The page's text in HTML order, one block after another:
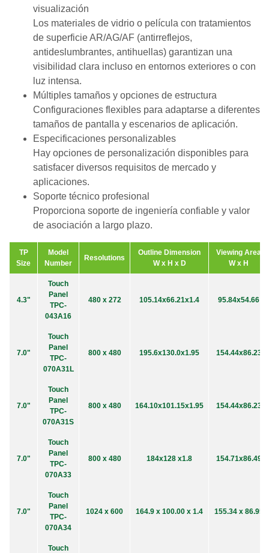
visualización
Los materiales de vidrio o película con tratamientos
de superficie AR/AG/AF (antirreflejos,
antideslumbrantes, antihuellas) garantizan una
visibilidad clara incluso en entornos exteriores o con
luz intensa.
Múltiples tamaños y opciones de estructura
Configuraciones flexibles para adaptarse a diferentes
tamaños de pantalla y escenarios de aplicación.
Especificaciones personalizables
Hay opciones de personalización disponibles para
satisfacer diversos requisitos de mercado y
aplicaciones.
Soporte técnico profesional
Proporciona soporte de ingeniería confiable y valor
de asociación a largo plazo.
TP
Size
Model
Number
Resolutions
Outline Dimension
W x H x D
Viewing Area
W x H
4.3"
Touch
Panel
TPC-
043A16
480 x 272 105.14x66.21x1.4 95.84x54.66
7.0"
Touch
Panel
TPC-
070A31L
800 x 480 195.6x130.0x1.95 154.44x86.23
7.0"
Touch
Panel
TPC-
070A31S
800 x 480 164.10x101.15x1.95 154.44x86.23
7.0"
Touch
Panel
TPC-
070A33
800 x 480 184x128 x1.8 154.71x86.49
7.0"
Touch
Panel
TPC-
070A34
1024 x 600 164.9 x 100.00 x 1.4 155.34 x 86.95
Touch